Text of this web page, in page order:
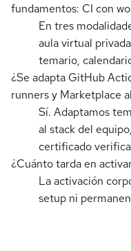
fundamentos: CI con
En tres
aula virtual
temario,
¿Se adapta GitHub
runners y Marketplace
Sí. Adaptamos
al stack del
certificado
¿Cuánto tarda en
La activación
setup ni